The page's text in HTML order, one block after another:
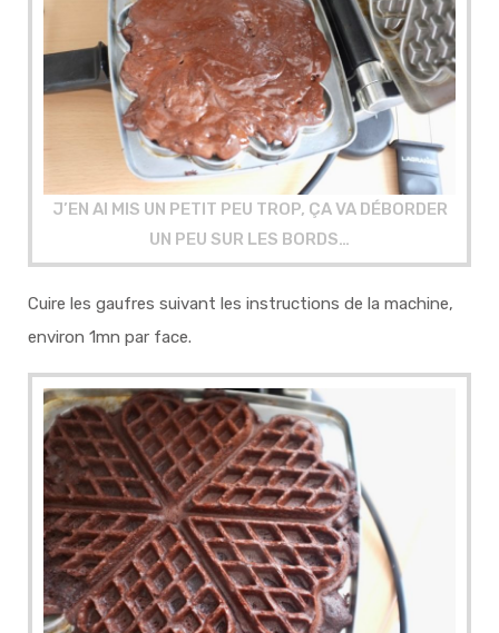
J’EN AI MIS UN PETIT PEU TROP, ÇA VA DÉBORDER
UN PEU SUR LES BORDS…
Cuire les gaufres suivant les instructions de la machine,
environ 1mn par face.